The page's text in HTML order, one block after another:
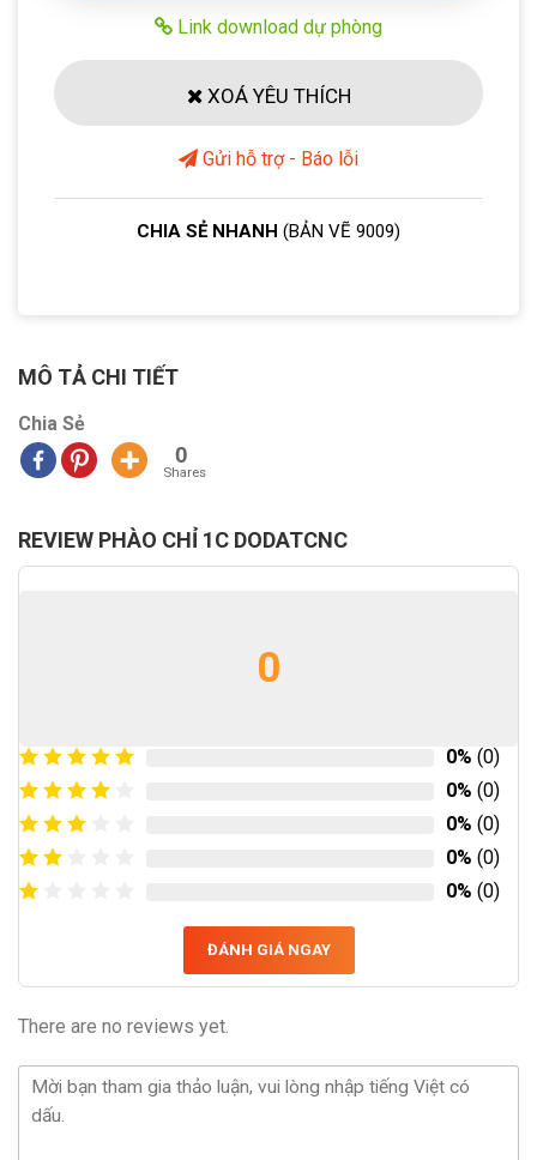
Link download dự phòng
XOÁ YÊU THÍCH
Gửi hỗ trợ - Báo lỗi
CHIA SẺ NHANH (BẢN VẼ 9009)
MÔ TẢ CHI TIẾT
Chia Sẻ
0
Shares
REVIEW PHÀO CHỈ 1C DODATCNC
0
0% (0)
0% (0)
0% (0)
0% (0)
0% (0)
ĐÁNH GIÁ NGAY
There are no reviews yet.